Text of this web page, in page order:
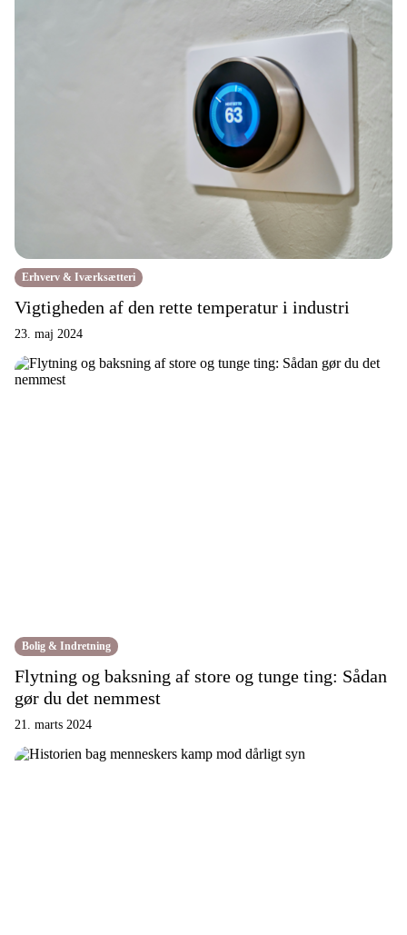
Erhverv & Iværksætteri
Vigtigheden af den rette temperatur i industri
23. maj 2024
Bolig & Indretning
Flytning og baksning af store og tunge ting: Sådan
gør du det nemmest
21. marts 2024